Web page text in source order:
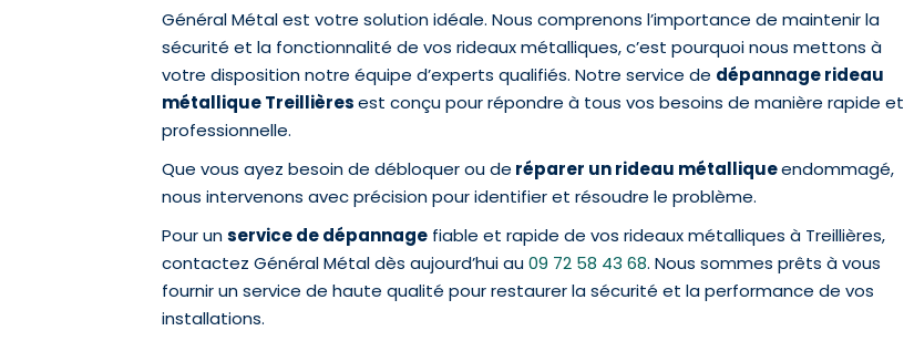
Général Métal est votre solution idéale. Nous comprenons l’importance de maintenir la
sécurité et la fonctionnalité de vos rideaux métalliques, c’est pourquoi nous mettons à
votre disposition notre équipe d’experts qualifiés. Notre service de dépannage rideau
métallique Treillièresest conçu pour répondre à tous vos besoins de manière rapide et
professionnelle.
Que vous ayez besoin de débloquer ou de réparer un rideau métalliqueendommagé,
nous intervenons avec précision pour identifier et résoudre le problème.
Pour unservice de dépannagefiable et rapide de vos rideaux métalliques à Treillières,
contactez Général Métal dès aujourd’hui au09 72 58 43 68. Nous sommes prêts à vous
fournir un service de haute qualité pour restaurer la sécurité et la performance de vos
installations.